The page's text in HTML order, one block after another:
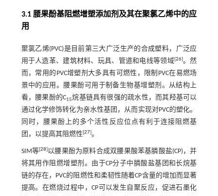
3.1 腰果酚基阻燃增塑添加剂及其在聚氯乙烯中的应
用
聚氯乙烯(PVC)是目前第三大广泛生产的合成塑料，广泛应
用于人造革、建筑材料、玩具、管道和电线等领域[26]。然
而，常用的PVC增塑剂大多具有可燃性，限制PVC在易燃场
景中的应用。腰果酚可用于制备生物基增塑剂。从结构上
看，腰果酚的C15烷基链具有很强的疏水性，而其羟基可以
通过化学修饰转化为亲水性基团，从而实现对PVC的塑化。
同时，腰果酚上的多个活性反应位点有利于连接阻燃基
团，以提高其阻燃性[27]。
SIM等[28]以腰果酚为原料合成双腰果酸苯基膦酸盐(CP)，并
将其用作阻燃增塑剂。由于CP分子中膦酸盐基团和长烷基
链的存在，PVC的阻燃性和柔韧性随着CP含量的增加而显著
提高。在燃烧过程中，CP可以发生自聚反应，促进石墨化